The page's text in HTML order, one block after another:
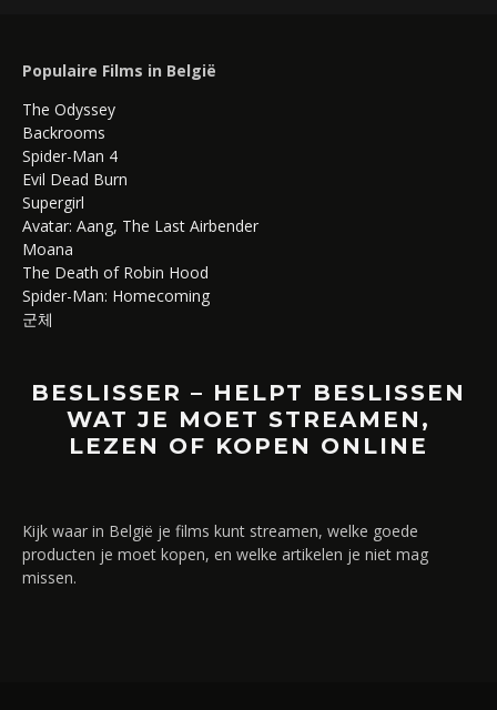
Populaire Films in België
The Odyssey
Backrooms
Spider-Man 4
Evil Dead Burn
Supergirl
Avatar: Aang, The Last Airbender
Moana
The Death of Robin Hood
Spider-Man: Homecoming
군체
BESLISSER – HELPT BESLISSEN
WAT JE MOET STREAMEN,
LEZEN OF KOPEN ONLINE
Kijk waar in België je films kunt streamen, welke goede
producten je moet kopen, en welke artikelen je niet mag
missen.